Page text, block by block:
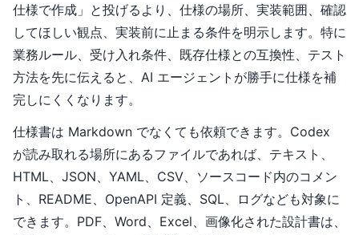
仕様で作成」と投げるより、仕様の場所、実装範囲、確認
してほしい観点、実装前に止まる条件を明示します。特に
業務ルール、受け入れ条件、既存仕様との互換性、テスト
方法を先に伝えると、AI エージェントが勝手に仕様を補
完しにくくなります。
仕様書は Markdown でなくても依頼できます。Codex
が読み取れる場所にあるファイルであれば、テキスト、
HTML、JSON、YAML、CSV、ソースコード内のコメン
ト、README、OpenAPI 定義、SQL、ログなども対象に
できます。PDF、Word、Excel、画像化された設計書は、